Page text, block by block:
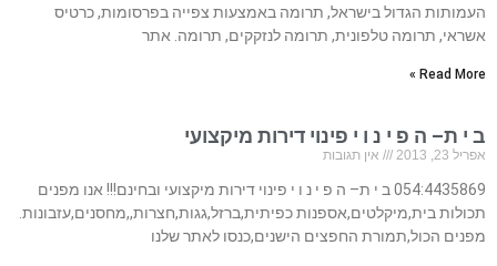
העמותות הגדול בישראל, תרומה באמצעות צפייה בפרסומות, כרטיס
אשראי, תרומה טלפונית, תרומה לנזקקים, תרומה. אתר
Read More »
ב י ת– ה פ י נ ו י פינוי דירות מיקצועי
אפריל 23, 2013 אין תגובות
054:4435869 ב י ת– ה פ י נ ו י פינוי דירות מיקצועי ובחינם!!! אנו מפנים
תכולות בית,מיקלטים,אספנות כפיתית,ברזל,גגות,חצרות,,מחסנים,עזבונות.
מפנים הכול,תמורת החפצים הישנים,כנסו לאתר שלנו